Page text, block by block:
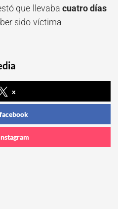
que llevaba cuatro días
sido víctima
x
facebook